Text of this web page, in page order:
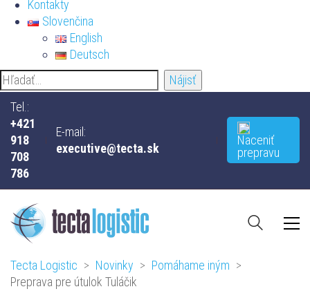
Kontakty
Slovenčina
English
Deutsch
Tel.:
+421
918
708
786
E-mail:
executive@tecta.sk
Naceniť
prepravu
Tecta Logistic > Novinky > Pomáhame iným >
Preprava pre útulok Tuláčik